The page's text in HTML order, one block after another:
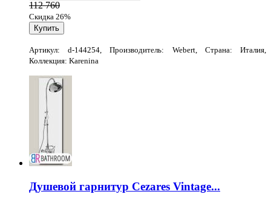
112 760
Скидка 26%
Артикул: d-144254, Производитель: Webert, Страна: Италия,
Коллекция: Karenina
Душевой гарнитур Cezares Vintage...